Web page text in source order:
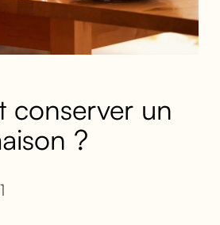
conserver un
?